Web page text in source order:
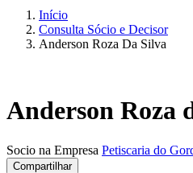
Início
Consulta Sócio e Decisor
Anderson Roza Da Silva
Anderson Roza
Socio na Empresa Petiscaria do
Compartilhar